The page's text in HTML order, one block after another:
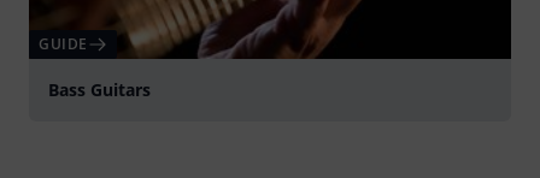
GUIDE
Bass Guitars